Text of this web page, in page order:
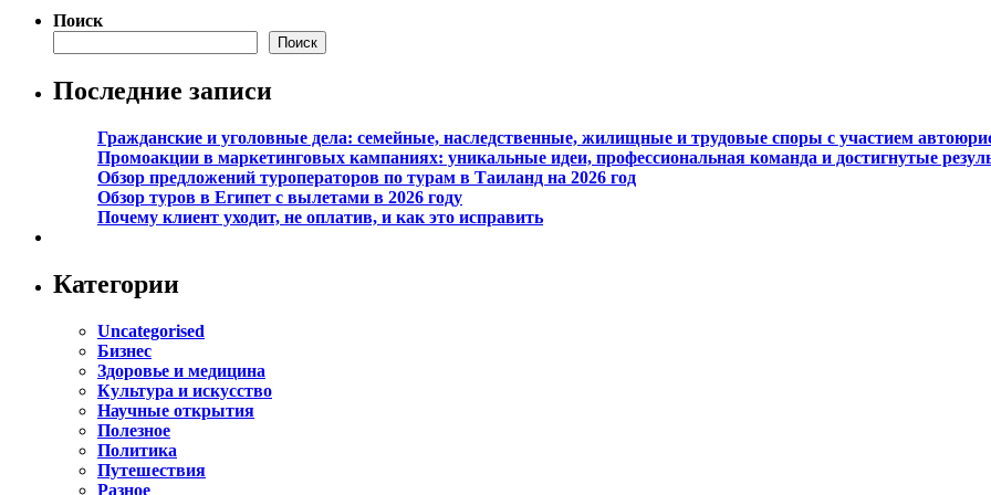
Поиск
Поиск
Последние записи
Гражданские и уголовные дела: семейные, наследственные, жилищные и трудовые споры с участием
Промоакции в маркетинговых кампаниях: уникальные идеи, профессиональная команда и достигнутые
Обзор предложений туроператоров по турам в Таиланд на 2026 год
Обзор туров в Египет с вылетами в 2026 году
Почему клиент уходит, не оплатив, и как это исправить
Категории
Uncategorised
Бизнес
Здоровье и медицина
Культура и искусство
Научные открытия
Полезное
Политика
Путешествия
Разное